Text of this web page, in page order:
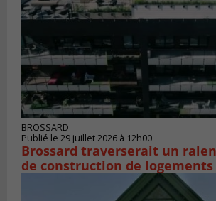
BROSSARD
Publié le 29 juillet 2026 à 12h00
Brossard traverserait un
de construction de logements